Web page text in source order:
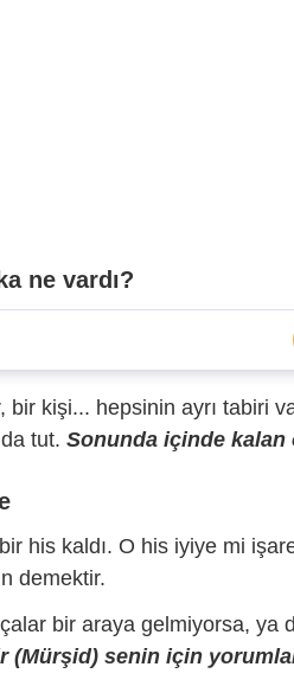
ne vardı?
bir kişi... hepsinin ayrı tabiri
tut. Sonunda içinde kalan
his kaldı. O his iyiye mi
demektir.
bir araya gelmiyorsa, ya
(Mürşid) senin için